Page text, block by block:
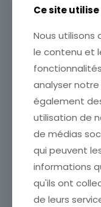
CARTE POSTALE
ICH SCHNITT ES
ALLE RINDEN
vos achats en
boutique afin de
vos frais de port.
que nous ayons
frais de port
3,50€
Ce site
Nous utilisons
le contenu et
analyser
également
utilisation de
de médias
qui peuvent
informations
qu'ils ont
de leurs